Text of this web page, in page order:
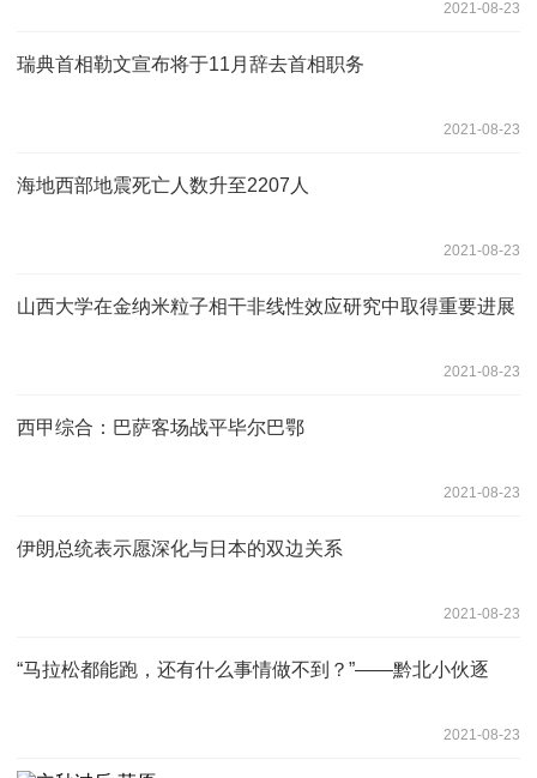
2021-08-23
瑞典首相勒文宣布将于11月辞去首相职务
2021-08-23
海地西部地震死亡人数升至2207人
2021-08-23
山西大学在金纳米粒子相干非线性效应研究中取得重要进展
2021-08-23
西甲综合：巴萨客场战平毕尔巴鄂
2021-08-23
伊朗总统表示愿深化与日本的双边关系
2021-08-23
“马拉松都能跑，还有什么事情做不到？”——黔北小伙逐
2021-08-23